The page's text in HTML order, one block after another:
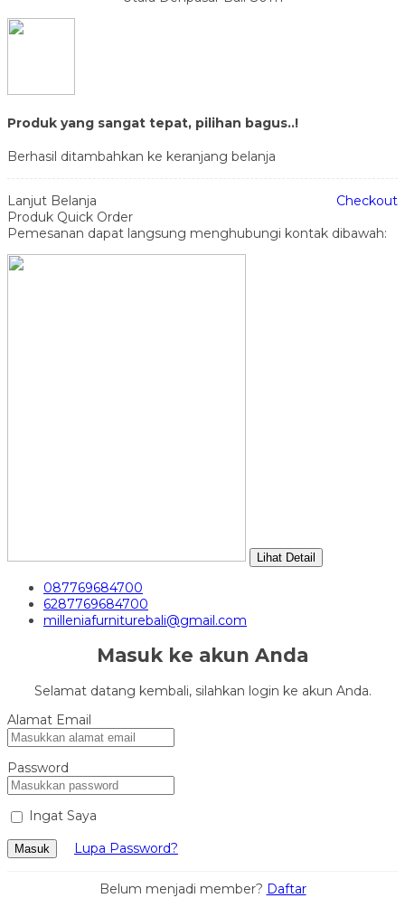
Produk yang sangat tepat, pilihan bagus..!
Berhasil ditambahkan ke keranjang belanja
Lanjut Belanja
Checkout
Produk Quick Order
Pemesanan dapat langsung menghubungi kontak dibawah:
Lihat Detail
087769684700
6287769684700
milleniafurniturebali@gmail.com
Masuk ke akun Anda
Selamat datang kembali, silahkan login ke akun Anda.
Alamat Email
Password
Ingat Saya
Masuk Lupa Password?
Belum menjadi member? Daftar